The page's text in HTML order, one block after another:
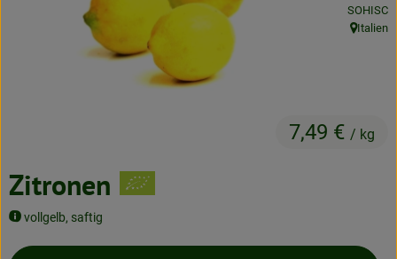
Neues & Angebote
Obst & Gemüse
Getränke
BioDrogerie
Zitronen
vollgelb, saftig
7,49 € / kg
,SOHISC
,
Italien